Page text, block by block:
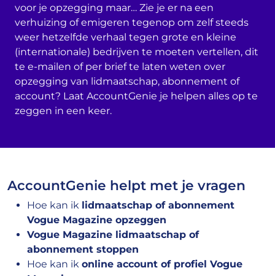
voor je opzegging maar… Zie je er na een
verhuizing of emigeren tegenop om zelf steeds
weer hetzelfde verhaal tegen grote en kleine
(internationale) bedrijven te moeten vertellen, dit
te e-mailen of per brief te laten weten over
opzegging van lidmaatschap, abonnement of
account? Laat AccountGenie je helpen alles op te
zeggen in een keer.
AccountGenie helpt met je vragen
Hoe kan ik lidmaatschap of abonnement
Vogue Magazine opzeggen
Vogue Magazine lidmaatschap of
abonnement stoppen
Hoe kan ik online account of profiel Vogue